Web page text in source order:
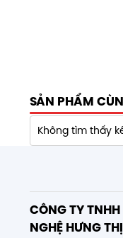
SẢN PHẨM
Không tìm thấy
CÔNG TY
NGHỆ HƯNG